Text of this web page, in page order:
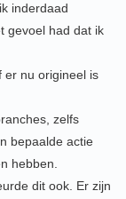
inderdaad
gevoel had dat ik
er nu origineel is
zelfs
bepaalde actie
hebben.
dit ook. Er zijn